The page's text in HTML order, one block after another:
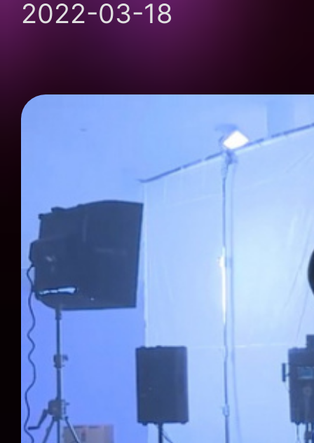
2022-03-18